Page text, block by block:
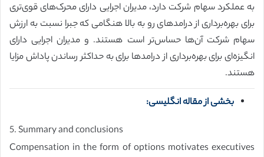
به عملکرد سهام شرکت دارد، مدیران اجرایی دارای محرک‌های قوی‌تری
برای بهره‌برداری از درامدهای رو به بالا هنگامی که جبرا نسبت به ارزش
سهام شرکت آن‌ها حساس‌تر است هستند. و مدیران اجرایی دارای
انگیزه‌ای برای بهره‌برداری از درامدها برای به حداکثر رساندن پاداش مزایا
هستند.
بخشی از مقاله انگلیسی:
5. Summary and conclusions
Compensation in the form of options motivates executives